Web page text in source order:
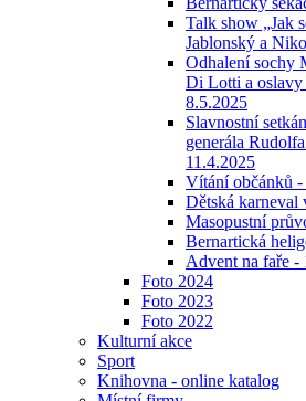
Talk show „Jak
Jablonský a
Odhalení sochy
Di Lotti a oslavy
8.5.2025
Slavnostní
generála
11.4.2025
Vítání občánků
Dětská karneval
Masopustní
Bernartická
Advent na faře -
Foto 2024
Foto 2023
Foto 2022
Kulturní akce
Sport
Knihovna - online katalog